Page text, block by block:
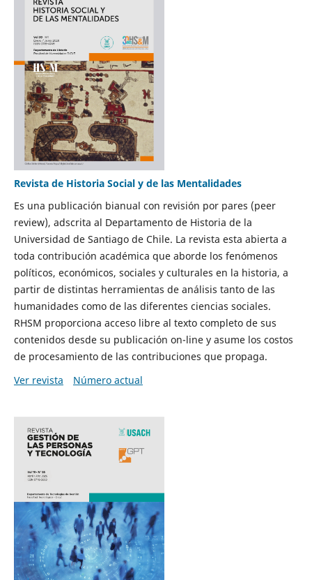
Revista de Historia Social y de las Mentalidades
Es una publicación bianual con revisión por pares (peer
review), adscrita al Departamento de Historia de la
Universidad de Santiago de Chile. La revista esta abierta a
toda contribución académica que aborde los fenómenos
políticos, económicos, sociales y culturales en la historia, a
partir de distintas herramientas de análisis tanto de las
humanidades como de las diferentes ciencias sociales.
RHSM proporciona acceso libre al texto completo de sus
contenidos desde su publicación on-line y asume los costos
de procesamiento de las contribuciones que propaga.
Ver revista
Número actual